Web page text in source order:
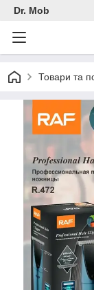
Dr. Mob
Товари та